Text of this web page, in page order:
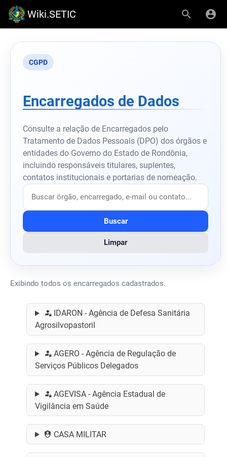
Wiki.SETIC
CGPD
Encarregados de Dados
Consulte a relação de Encarregados pelo
Tratamento de Dados Pessoais (DPO) dos órgãos e
entidades do Governo do Estado de Rondônia,
incluindo responsáveis titulares, suplentes,
contatos institucionais e portarias de nomeação.
Buscar
Limpar
Exibindo todos os encarregados cadastrados.
IDARON - Agência de Defesa Sanitária
Agrosilvopastoril
AGERO - Agência de Regulação de
Serviços Públicos Delegados
AGEVISA - Agência Estadual de
Vigilância em Saúde
CASA MILITAR